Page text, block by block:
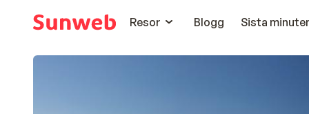
Resor
Blogg Sista